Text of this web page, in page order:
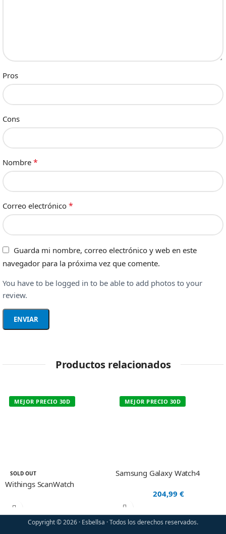
Pros
Cons
Nombre *
Correo electrónico *
Guarda mi nombre, correo electrónico y web en este
navegador para la próxima vez que comente.
You have to be logged in to be able to add photos to your
review.
Productos relacionados
MEJOR PRECIO 30D
SOLD OUT
Withings ScanWatch
MEJOR PRECIO 30D
Samsung Galaxy Watch4
204,99 €
Copyright © 2026 · Esbellsa · Todos los derechos reservados.